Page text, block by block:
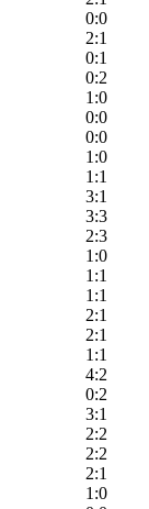
0:0
2:1
0:1
0:2
1:0
0:0
0:0
1:0
1:1
3:1
3:3
2:3
1:0
1:1
1:1
2:1
2:1
1:1
4:2
0:2
3:1
2:2
2:2
2:1
1:0